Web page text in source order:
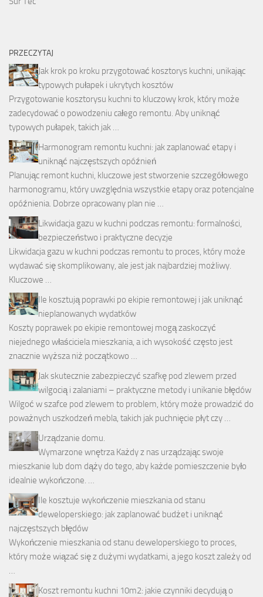
PRZECZYTAJ
Jak krok po kroku przygotować kosztorys kuchni, unikając
typowych pułapek i ukrytych kosztów
Przygotowanie kosztorysu kuchni to kluczowy krok, który może
zadecydować o powodzeniu całego remontu. Aby uniknąć
typowych pułapek, takich jak …
Harmonogram remontu kuchni: jak zaplanować etapy i
uniknąć najczęstszych opóźnień
Planując remont kuchni, kluczowe jest stworzenie szczegółowego
harmonogramu, który uwzględnia wszystkie etapy oraz potencjalne
opóźnienia. Dobrze opracowany plan nie …
Likwidacja gazu w kuchni podczas remontu: formalności,
bezpieczeństwo i praktyczne decyzje
Likwidacja gazu w kuchni podczas remontu to proces, który może
wydawać się skomplikowany, ale jest jak najbardziej możliwy.
Kluczowe …
Ile kosztują poprawki po ekipie remontowej i jak uniknąć
nieplanowanych wydatków
Koszty poprawek po ekipie remontowej mogą zaskoczyć
niejednego właściciela mieszkania, a ich wysokość często jest
znacznie wyższa niż początkowo …
Jak skutecznie zabezpieczyć szafkę pod zlewem przed
wilgocią i zalaniami – praktyczne metody i unikanie błędów
Wilgoć w szafce pod zlewem to problem, który może prowadzić do
poważnych uszkodzeń mebla, takich jak puchnięcie płyt czy …
Urządzanie domu.
Wymarzone wnętrza Każdy z nas urządzając swoje
mieszkanie lub dom dąży do tego, aby każde pomieszczenie było
idealnie wykończone. …
Ile kosztuje wykończenie mieszkania od stanu
deweloperskiego: jak zaplanować budżet i uniknąć
najczęstszych błędów
Wykończenie mieszkania od stanu deweloperskiego to proces,
który może wiązać się z dużymi wydatkami, a jego koszt zależy od
…
Koszt remontu kuchni 10m2: jakie czynniki decydują o